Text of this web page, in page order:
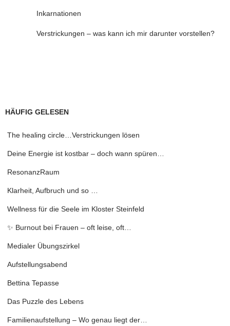
Inkarnationen
Verstrickungen – was kann ich mir darunter vorstellen?
HÄUFIG GELESEN
The healing circle…Verstrickungen lösen
Deine Energie ist kostbar – doch wann spüren…
ResonanzRaum
Klarheit, Aufbruch und so …
Wellness für die Seele im Kloster Steinfeld
✨ Burnout bei Frauen – oft leise, oft…
Medialer Übungszirkel
Aufstellungsabend
Bettina Tepasse
Das Puzzle des Lebens
Familienaufstellung – Wo genau liegt der…